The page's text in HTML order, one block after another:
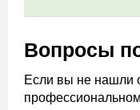
Вопросы
Если вы не нашли